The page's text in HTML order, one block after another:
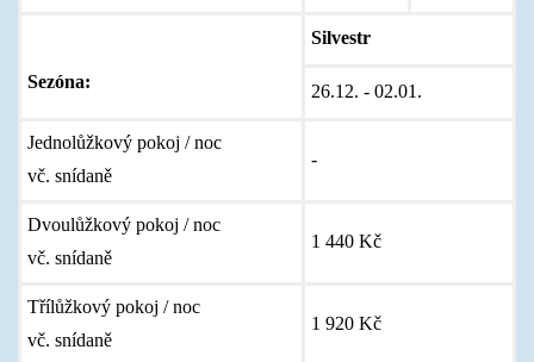
Sezóna:
Silvestr
26.12. - 02.01.
Jednolůžkový pokoj / noc
vč. snídaně
-
Dvoulůžkový pokoj / noc
vč. snídaně
1 440 Kč
Třílůžkový pokoj / noc
vč. snídaně
1 920 Kč